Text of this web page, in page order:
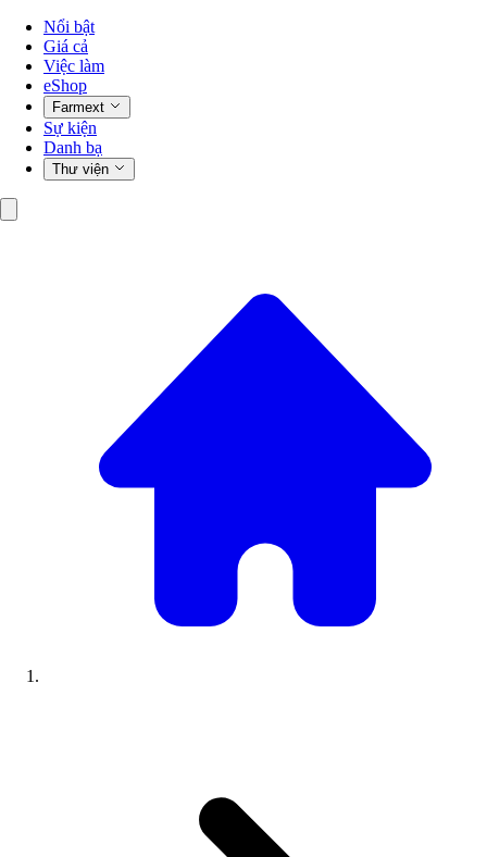
Nổi bật
Giá cả
Việc làm
eShop
Farmext
Sự kiện
Danh bạ
Thư viện